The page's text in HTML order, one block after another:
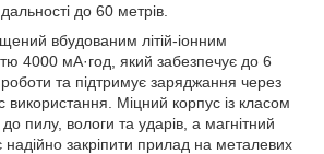
до 60 метрів.
вбудованим літій-іонним
4000 мА·год, який забезпечує до 6
та підтримує заряджання через
використання. Міцний корпус із класом
пилу, вологи та ударів, а магнітний
закріпити прилад на металевих